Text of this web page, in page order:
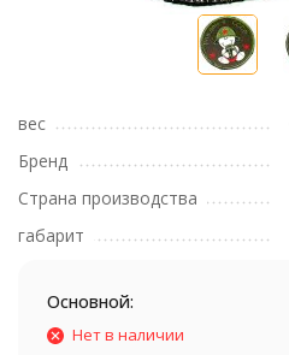
вес
Бренд
Страна производства
габарит
Основной:
Нет в наличии